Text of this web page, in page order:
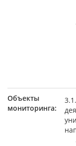
Объекты
мониторинга: